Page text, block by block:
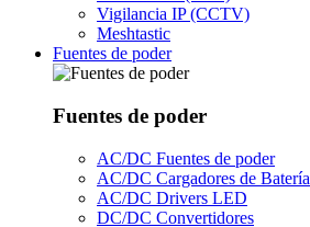
Vigilancia IP (CCTV)
Meshtastic
Fuentes de poder
Fuentes de poder
AC/DC Fuentes de poder
AC/DC Cargadores de Batería
AC/DC Drivers LED
DC/DC Convertidores